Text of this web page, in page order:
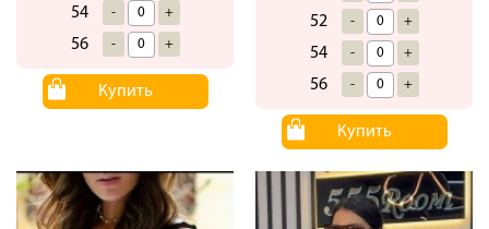
54 - +
56 - +
Купить
52 - +
54 - +
56 - +
Купить